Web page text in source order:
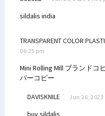
sildalis india
TRANSPARENT COLOR
06:25 pm
Mini Rolling Mill ブランドコ
パーコピー
DAVISKNILE Jun 26, 2023